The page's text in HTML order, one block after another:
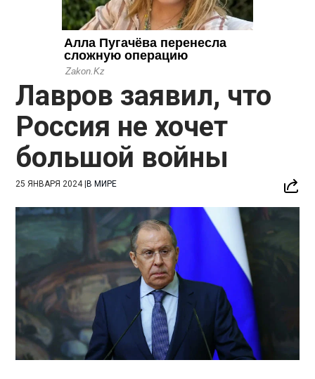
Лавров заявил, что
Россия не хочет
большой войны
25 ЯНВАРЯ 2024|В МИРЕ